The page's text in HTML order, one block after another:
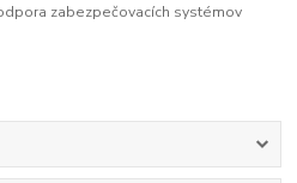
zabezpečovacích systémov